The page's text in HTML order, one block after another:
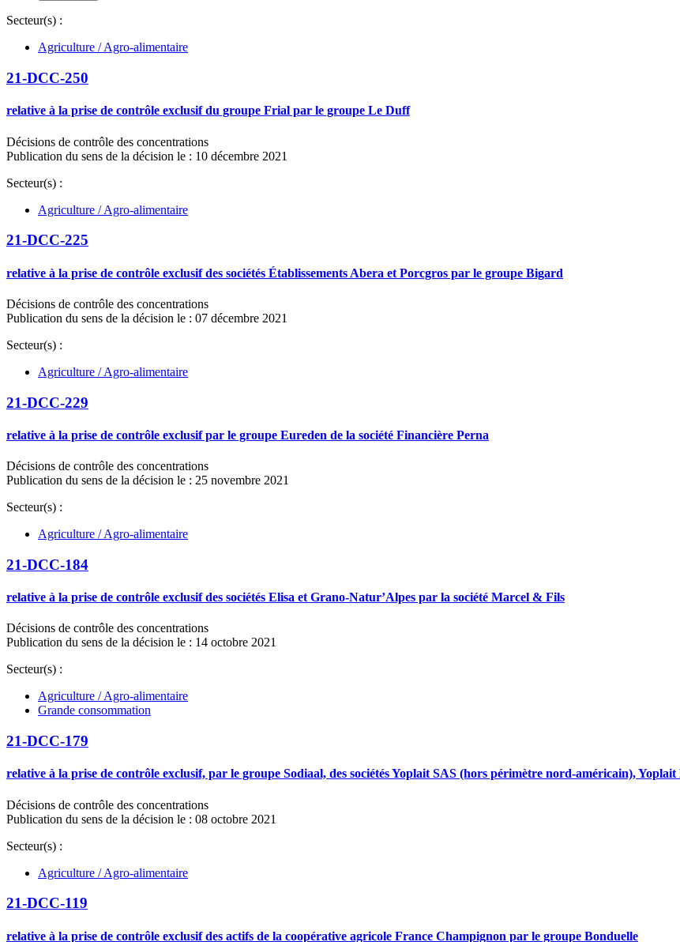
Secteur(s) :
Agriculture / Agro-alimentaire
21-DCC-250
relative à la prise de contrôle exclusif du groupe Frial par le groupe Le Duff
Décisions de contrôle des concentrations
Publication du sens de la décision le : 10 décembre 2021
Secteur(s) :
Agriculture / Agro-alimentaire
21-DCC-225
relative à la prise de contrôle exclusif des sociétés Établissements Abera et Porcgros par le groupe Bigard
Décisions de contrôle des concentrations
Publication du sens de la décision le : 07 décembre 2021
Secteur(s) :
Agriculture / Agro-alimentaire
21-DCC-229
relative à la prise de contrôle exclusif par le groupe Eureden de la société Financière Perna
Décisions de contrôle des concentrations
Publication du sens de la décision le : 25 novembre 2021
Secteur(s) :
Agriculture / Agro-alimentaire
21-DCC-184
relative à la prise de contrôle exclusif des sociétés Elisa et Grano-Natur’Alpes par la société Marcel & Fils
Décisions de contrôle des concentrations
Publication du sens de la décision le : 14 octobre 2021
Secteur(s) :
Agriculture / Agro-alimentaire
Grande consommation
21-DCC-179
relative à la prise de contrôle exclusif, par le groupe Sodiaal, des sociétés Yoplait SAS (hors périmètre nord-américain),
Décisions de contrôle des concentrations
Publication du sens de la décision le : 08 octobre 2021
Secteur(s) :
Agriculture / Agro-alimentaire
21-DCC-119
relative à la prise de contrôle exclusif des actifs de la coopérative agricole France Champignon par le groupe Bonduelle